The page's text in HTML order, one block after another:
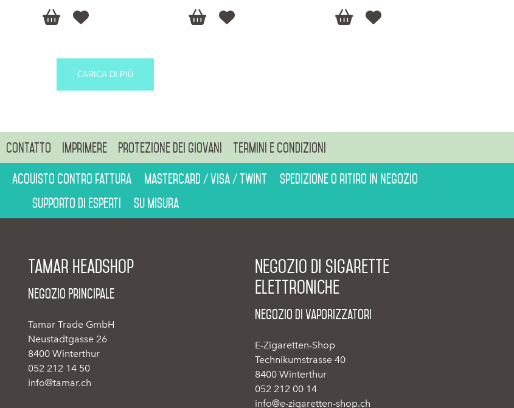
     
CARICA DI PIÙ
Contatto Imprimere Protezione dei giovani Termini e condizioni
Acquisto contro fattura Mastercard / Visa / Twint
Spedizione o ritiro in negozio
Supporto di esperti
Su misura
Tamar Headshop
Negozio Principale
Tamar Trade GmbH
Neustadtgasse 26
8400 Winterthur
052 212 14 50
info@tamar.ch
Negozio di sigarette
elettroniche
Negozio di vaporizzatori
E-Zigaretten-Shop
Technikumstrasse 40
8400 Winterthur
052 212 00 14
info@e-zigaretten-shop.ch